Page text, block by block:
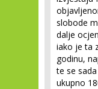
slobode
dalje
iako je ta
godinu,
te se
ukupno